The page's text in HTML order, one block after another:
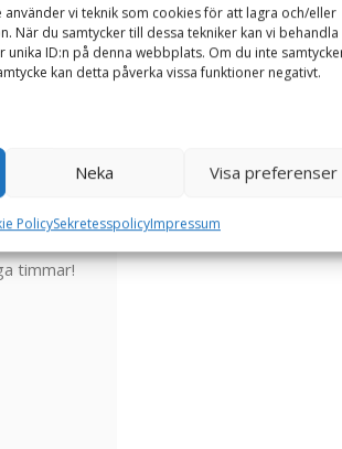
använder vi teknik som cookies för att lagra och/eller
När du samtycker till dessa tekniker kan vi behandla
ID:n på denna webbplats. Om du inte
kan detta påverka vissa funktioner negativt.
Neka Visa preferenser
PolicySekretesspolicyImpressum
var du
med
när du är
timmar!